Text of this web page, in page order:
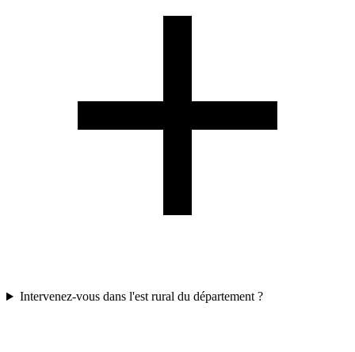
Intervenez-vous dans l'est rural du département ?